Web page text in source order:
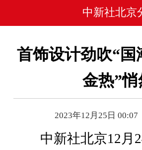
中新社北京
首饰设计劲吹“国
金热”
2023年12月25日
中新社北京12月